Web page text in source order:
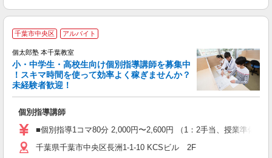
千葉市中央区 アルバイト
個太郎塾 本千葉教室
小・中学生・高校生向け個別指導講師を募集中
！スキマ時間を使って効率よく稼ぎませんか？
未経験者歓迎！
個別指導講師
■個別指導1コマ80分 2,000円〜2,600円 （1：2手当、授業準備
千葉県千葉市中央区長洲1-1-10 KCSビル 2F